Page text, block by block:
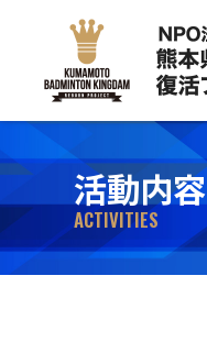
活動内容
ACTIVITIES